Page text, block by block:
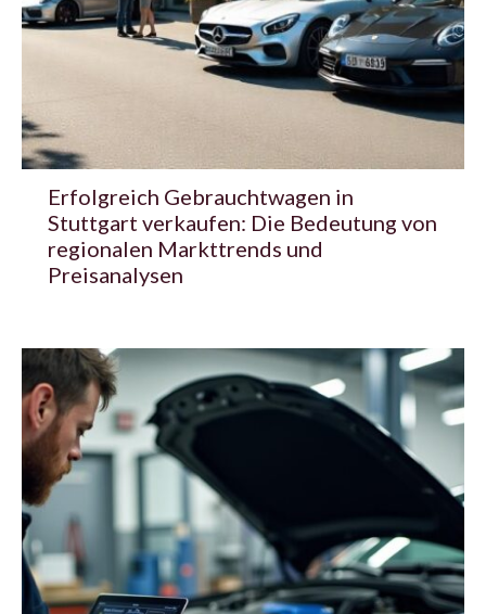
Erfolgreich Gebrauchtwagen in
Stuttgart verkaufen: Die Bedeutung von
regionalen Markttrends und
Preisanalysen